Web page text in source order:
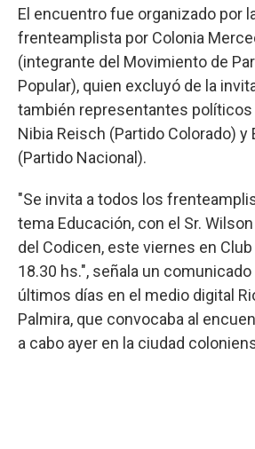
El encuentro fue organizado por
frenteamplista por Colonia
(integrante del Movimiento de
Popular), quien excluyó de la
también representantes
Nibia Reisch (Partido Colorado) y
(Partido Nacional).
"Se invita a todos los
tema Educación, con el Sr.
del Codicen, este viernes en
18.30 hs.", señala un
últimos días en el medio digital
Palmira, que convocaba al
a cabo ayer en la ciudad